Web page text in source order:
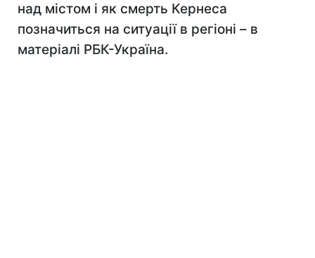
над містом і як смерть Кернеса
позначиться на ситуації в регіоні – в
матеріалі РБК-Україна.